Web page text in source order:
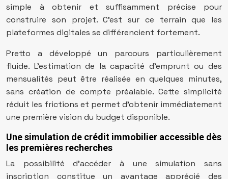
simple à obtenir et suffisamment précise pour
construire son projet. C’est sur ce terrain que les
plateformes digitales se différencient fortement.
Pretto a développé un parcours particulièrement
fluide. L’estimation de la capacité d’emprunt ou des
mensualités peut être réalisée en quelques minutes,
sans création de compte préalable. Cette simplicité
réduit les frictions et permet d’obtenir immédiatement
une première vision du budget disponible.
Une simulation de crédit immobilier accessible dès
les premières recherches
La possibilité d’accéder à une simulation sans
inscription constitue un avantage apprécié des